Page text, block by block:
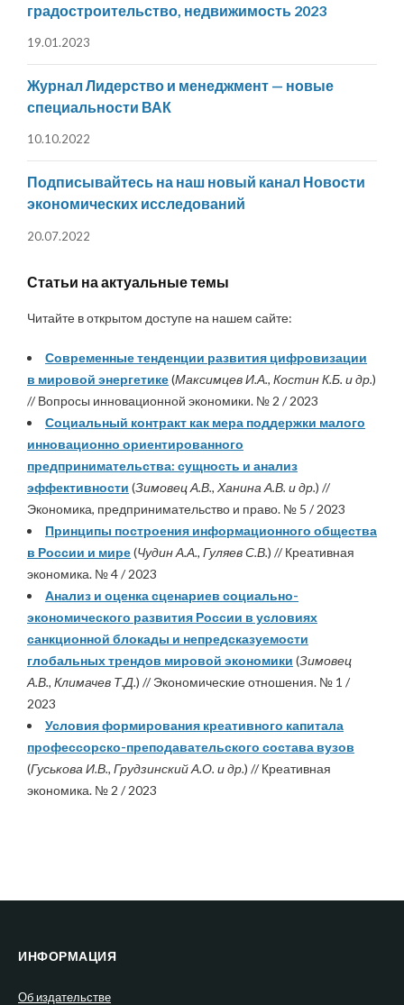
градостроительство, недвижимость 2023
19.01.2023
Журнал Лидерство и менеджмент — новые
специальности ВАК
10.10.2022
Подписывайтесь на наш новый канал Новости
экономических исследований
20.07.2022
Статьи на актуальные темы
Читайте в открытом доступе на нашем сайте:
Современные тенденции развития цифровизации
в мировой энергетике(Максимцев И.А., Костин К.Б. и др.)
// Вопросы инновационной экономики. № 2 / 2023
Социальный контракт как мера поддержки малого
инновационно ориентированного
предпринимательства: сущность и анализ
эффективности (Зимовец А.В., Ханина А.В. и др.) //
Экономика, предпринимательство и право. № 5 / 2023
Принципы построения информационного общества
в России и мире(Чудин А.А., Гуляев С.В.) // Креативная
экономика. № 4 / 2023
Анализ и оценка сценариев социально-
экономического развития России в условиях
санкционной блокады и непредсказуемости
глобальных трендов мировой экономики (Зимовец
А.В., Климачев Т.Д.) // Экономические отношения. № 1 /
2023
Условия формирования креативного капитала
профессорско-преподавательского состава вузов
(Гуськова И.В., Грудзинский А.О. и др.) // Креативная
экономика. № 2 / 2023
ИНФОРМАЦИЯ
Об издательстве